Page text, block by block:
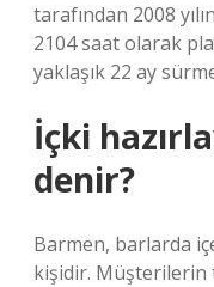
tarafından 2008
2104 saat olarak
yaklaşık 22 ay
İçki
denir?
Barmen, barlarda
kişidir. Müşterilerin